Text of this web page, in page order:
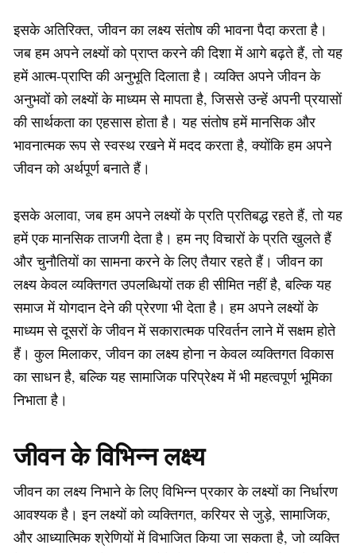
इसके अतिरिक्त, जीवन का लक्ष्य संतोष की भावना पैदा करता है।
जब हम अपने लक्ष्यों को प्राप्त करने की दिशा में आगे बढ़ते हैं, तो यह
हमें आत्म-प्राप्ति की अनुभूति दिलाता है। व्यक्ति अपने जीवन के
अनुभवों को लक्ष्यों के माध्यम से मापता है, जिससे उन्हें अपनी प्रयासों
की सार्थकता का एहसास होता है। यह संतोष हमें मानसिक और
भावनात्मक रूप से स्वस्थ रखने में मदद करता है, क्योंकि हम अपने
जीवन को अर्थपूर्ण बनाते हैं।
इसके अलावा, जब हम अपने लक्ष्यों के प्रति प्रतिबद्ध रहते हैं, तो यह
हमें एक मानसिक ताजगी देता है। हम नए विचारों के प्रति खुलते हैं
और चुनौतियों का सामना करने के लिए तैयार रहते हैं। जीवन का
लक्ष्य केवल व्यक्तिगत उपलब्धियों तक ही सीमित नहीं है, बल्कि यह
समाज में योगदान देने की प्रेरणा भी देता है। हम अपने लक्ष्यों के
माध्यम से दूसरों के जीवन में सकारात्मक परिवर्तन लाने में सक्षम होते
हैं। कुल मिलाकर, जीवन का लक्ष्य होना न केवल व्यक्तिगत विकास
का साधन है, बल्कि यह सामाजिक परिप्रेक्ष्य में भी महत्वपूर्ण भूमिका
निभाता है।
जीवन के विभिन्न लक्ष्य
जीवन का लक्ष्य निभाने के लिए विभिन्न प्रकार के लक्ष्यों का निर्धारण
आवश्यक है। इन लक्ष्यों को व्यक्तिगत, करियर से जुड़े, सामाजिक,
और आध्यात्मिक श्रेणियों में विभाजित किया जा सकता है, जो व्यक्ति